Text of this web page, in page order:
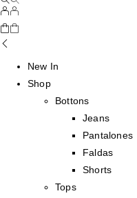
New In
Shop
Bottons
Jeans
Pantalones
Faldas
Shorts
Tops